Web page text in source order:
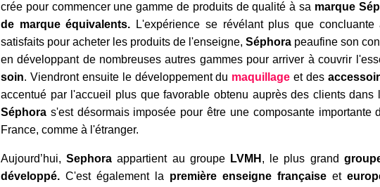
crée pour commencer une gamme de produits de qualité à sa marque
de marque équivalents. L'expérience se révélant plus que
satisfaits pour acheter les produits de l'enseigne, Séphora peaufine son
en développant de nombreuses autres gammes pour arriver à couvrir
soin. Viendront ensuite le développement du maquillage et des
accentué par l'accueil plus que favorable obtenu auprès des clients
Séphora s'est désormais imposée pour être une composante importante
France, comme à l'étranger.
Aujourd’hui,Sephora appartient au groupe LVMH , le plus grand
développé. C'est également la première enseigne française et